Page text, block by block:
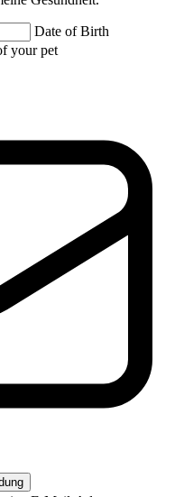
Date of Birth
your pet